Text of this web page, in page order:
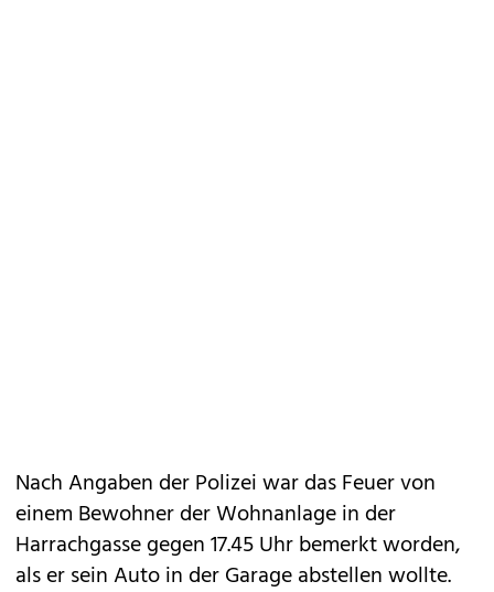
Nach Angaben der Polizei war das Feuer von
einem Bewohner der Wohnanlage in der
Harrachgasse gegen 17.45 Uhr bemerkt worden,
als er sein Auto in der Garage abstellen wollte.